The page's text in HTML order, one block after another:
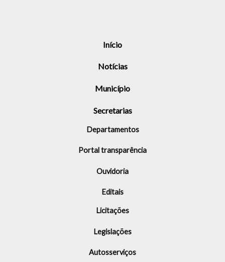
Início
Notícias
Município
Secretarias
Departamentos
Portal transparência
Ouvidoria
Editais
Licitações
Legislações
Autosserviços